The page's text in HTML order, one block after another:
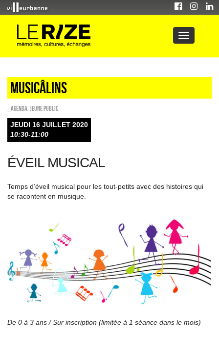
Musicâlins
_Agenda Jeune public
JEUDI 16 JUILLET 2020
10:30-11:00
ÉVEIL MUSICAL
Temps d’éveil musical pour les tout-petits avec des histoires qui
se racontent en musique.
De 0 à 3 ans /Sur inscription (limitée à 1 séance dans le mois)